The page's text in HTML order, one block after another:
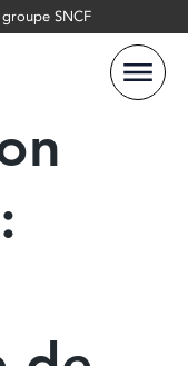
SNCF